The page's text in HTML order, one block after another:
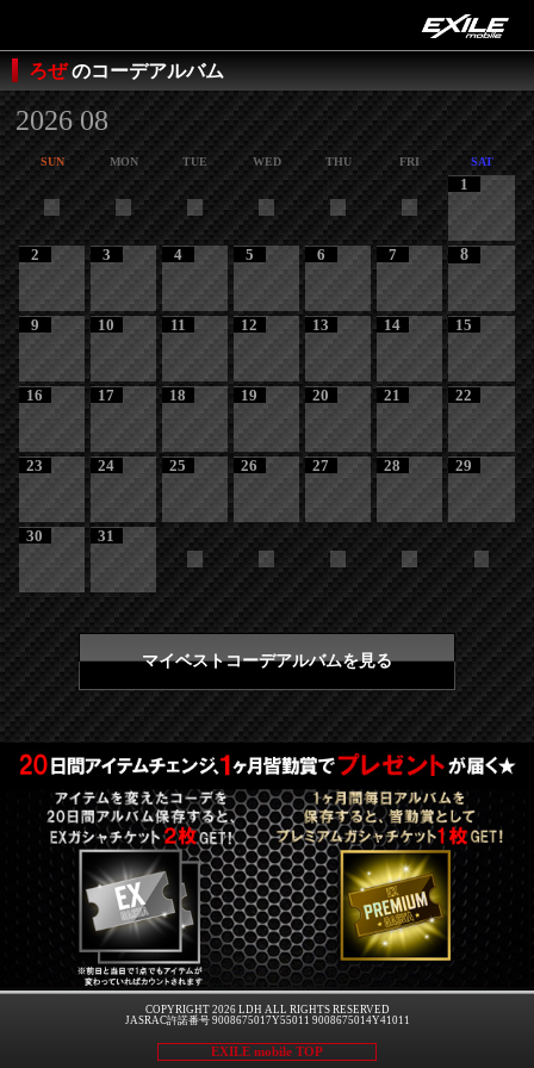
ろぜのコーデアルバム
2026 08
SUN MON TUE WED THU FRI SAT
1
2 3 4 5 6 7 8
9 10 11 12 13 14 15
16 17 18 19 20 21 22
23 24 25 26 27 28 29
30 31
マイベストコーデアルバムを見る
COPYRIGHT 2026 LDH ALL RIGHTS RESERVED
JASRAC許諾番号 9008675017Y55011 9008675014Y41011
EXILE mobile TOP